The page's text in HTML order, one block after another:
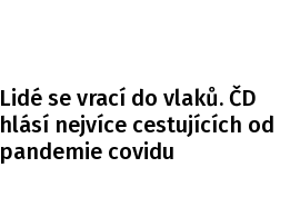
Lidé se vrací do vlaků. ČD
hlásí nejvíce cestujících od
pandemie covidu